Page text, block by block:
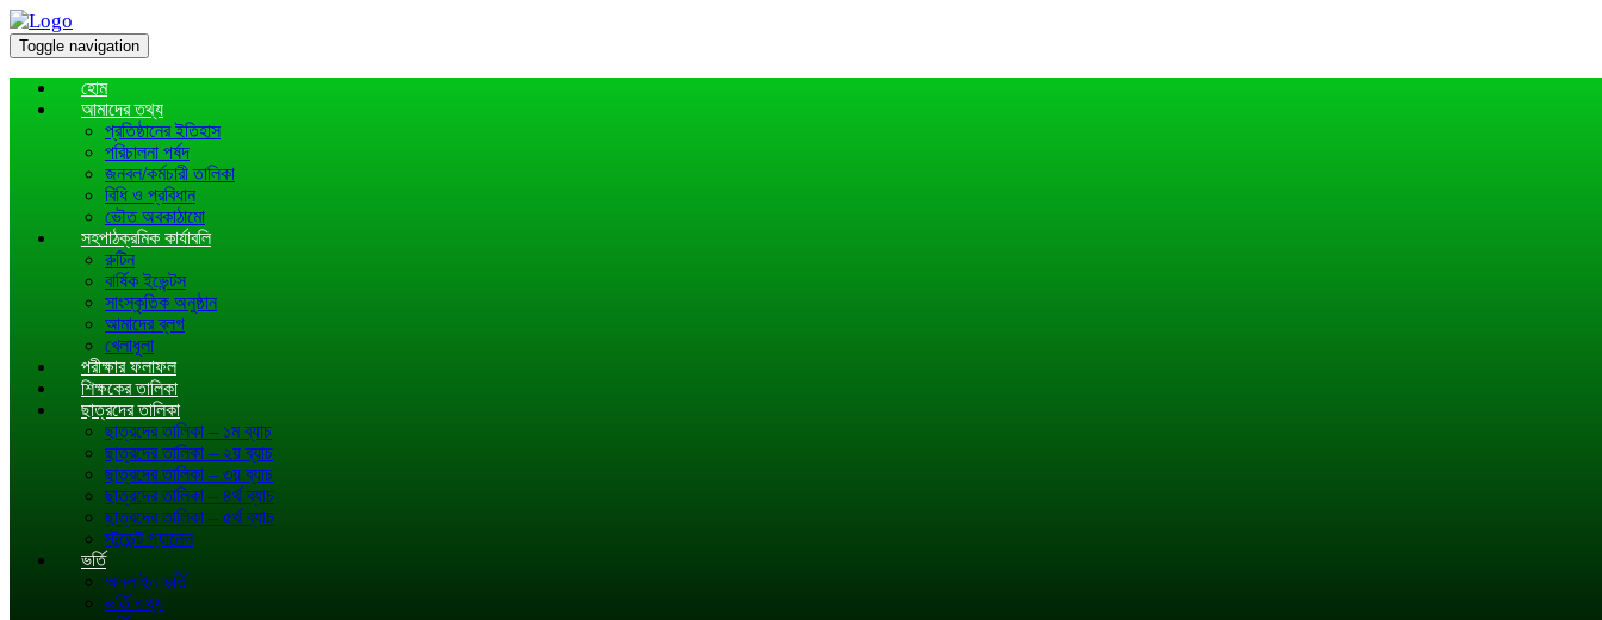
Toggle navigation
হোম
আমাদের তথ্য
প্রতিষ্ঠানের ইতিহাস
পরিচালনা পর্ষদ
জনবল/কর্মচারী তালিকা
বিধি ও প্রবিধান
ভৌত অবকাঠামো
সহপাঠক্রমিক কার্যাবলি
রুটিন
বার্ষিক ইভেন্টস
সাংস্কৃতিক অনুষ্ঠান
আমাদের ব্লগ
খেলাধূলা
পরীক্ষার ফলাফল
শিক্ষকের তালিকা
ছাত্রদের তালিকা
ছাত্রদের তালিকা – ১ম ব্যাচ
ছাত্রদের তালিকা – ২য় ব্যাচ
ছাত্রদের তালিকা – ৩য় ব্যাচ
ছাত্রদের তালিকা – ৪র্থ ব্যাচ
ছাত্রদের তালিকা – ৫র্থ ব্যাচ
স্টুডেন্ট প্যানেল
ভর্তি
অনলাইন ভর্তি
ভর্তি তথ্য